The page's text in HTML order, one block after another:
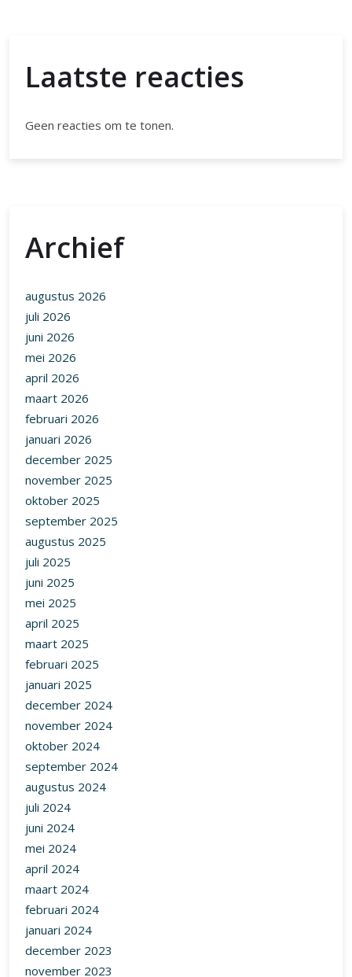
Laatste reacties
Geen reacties om te tonen.
Archief
augustus 2026
juli 2026
juni 2026
mei 2026
april 2026
maart 2026
februari 2026
januari 2026
december 2025
november 2025
oktober 2025
september 2025
augustus 2025
juli 2025
juni 2025
mei 2025
april 2025
maart 2025
februari 2025
januari 2025
december 2024
november 2024
oktober 2024
september 2024
augustus 2024
juli 2024
juni 2024
mei 2024
april 2024
maart 2024
februari 2024
januari 2024
december 2023
november 2023